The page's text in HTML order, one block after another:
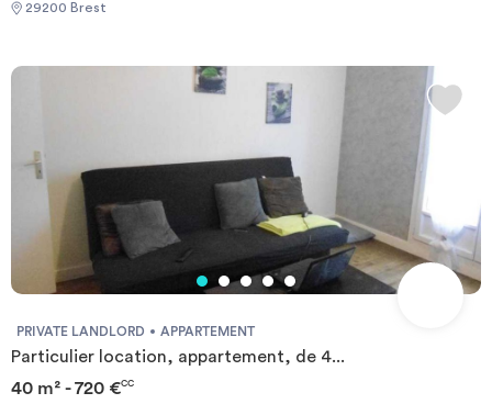
29200 Brest
PRIVATE LANDLORD APPARTEMENT
Particulier location, appartement, de 4...
40 m² - 720 €CC